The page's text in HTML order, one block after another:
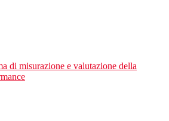
di misurazione e valutazione della